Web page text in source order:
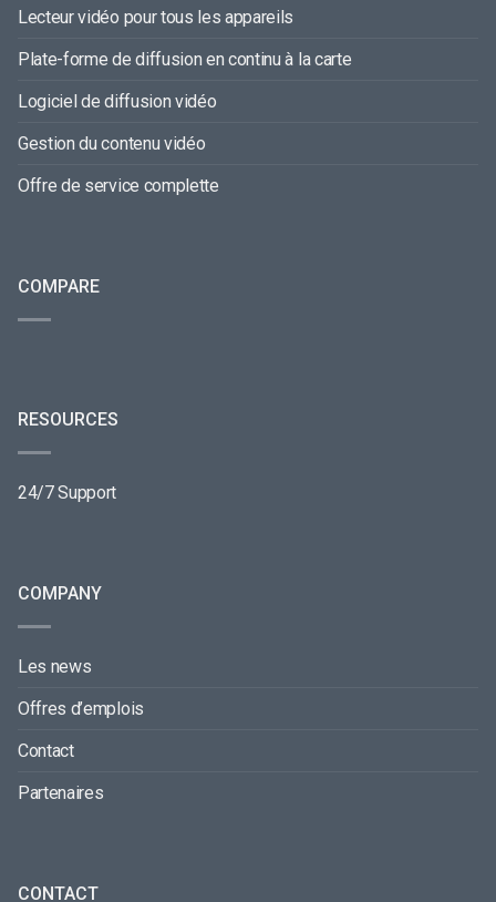
Lecteur vidéo pour tous les appareils
Plate-forme de diffusion en continu à la carte
Logiciel de diffusion vidéo
Gestion du contenu vidéo
Offre de service complette
COMPARE
RESOURCES
24/7 Support
COMPANY
Les news
Offres d’emplois
Contact
Partenaires
CONTACT